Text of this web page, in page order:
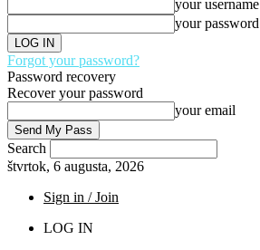
your username
your password
Forgot your password?
Password recovery
Recover your password
your email
Search
štvrtok, 6 augusta, 2026
Sign in / Join
LOG IN